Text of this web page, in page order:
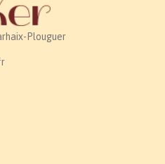
Plouguer